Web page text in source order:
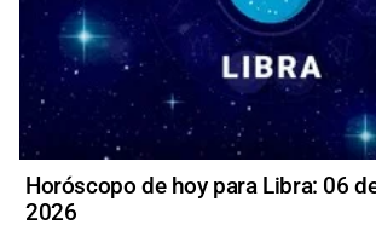
Horóscopo de hoy para Libra: 06
2026